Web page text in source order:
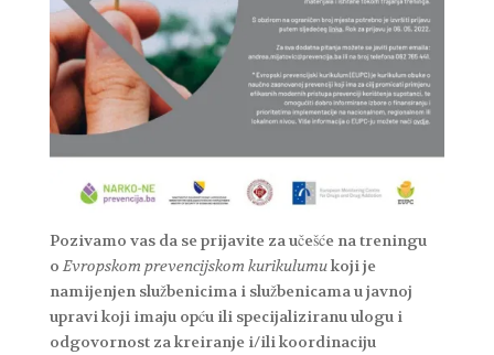
Pozivamo vas da se prijavite za učešće na treningu
o Evropskom prevencijskom kurikulumukoji je
namijenjen službenicima i službenicama u javnoj
upravi koji imaju opću ili specijaliziranu ulogu i
odgovornost za kreiranje i/ili koordinaciju